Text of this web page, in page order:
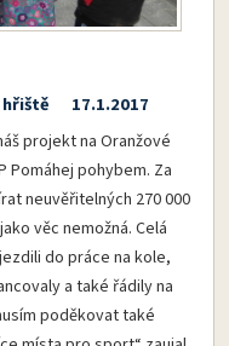
hřiště 17.1.2017
projekt na Oranžové
Pomáhej pohybem. Za
neuvěřitelných 270 000
věc nemožná. Celá
do práce na kole,
a také řádily na
poděkovat také